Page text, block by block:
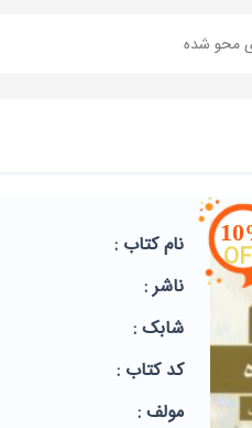
محو شده
نام کتاب :
ناشر :
شابک :
کد کتاب :
مولف :